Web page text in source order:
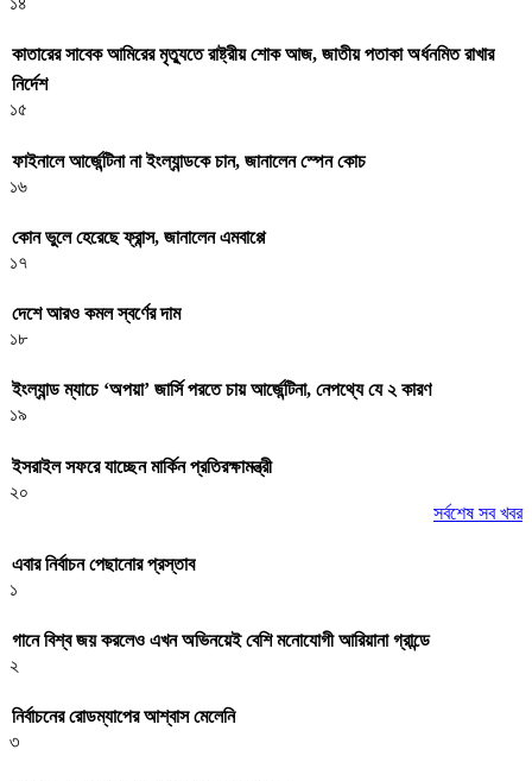
কাতারের সাবেক আমিরের মৃত্যুতে রাষ্ট্রীয় শোক আজ, জাতীয় পতাকা অর্ধনমিত রাখার
নির্দেশ
১৫
ফাইনালে আর্জেন্টিনা না ইংল্যান্ডকে চান, জানালেন স্পেন কোচ
১৬
কোন ভুলে হেরেছে ফ্রান্স, জানালেন এমবাপ্পে
১৭
দেশে আরও কমল স্বর্ণের দাম
১৮
ইংল্যান্ড ম্যাচে ‘অপয়া’ জার্সি পরতে চায় আর্জেন্টিনা, নেপথ্যে যে ২ কারণ
১৯
ইসরাইল সফরে যাচ্ছেন মার্কিন প্রতিরক্ষামন্ত্রী
২০
সর্বশেষ সব খবর
এবার নির্বাচন পেছানোর প্রস্তাব
১
গানে বিশ্ব জয় করলেও এখন অভিনয়েই বেশি মনোযোগী আরিয়ানা গ্রান্ডে
২
নির্বাচনের রোডম্যাপের আশ্বাস মেলেনি
৩